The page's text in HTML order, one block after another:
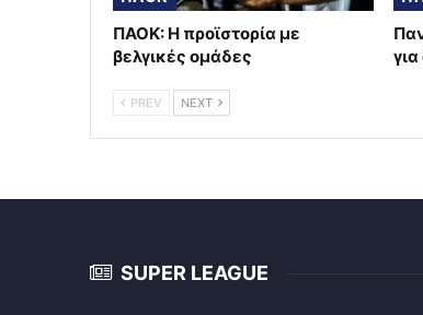
ΠΑΟΚ: Η προϊστορία με
βελγικές ομάδες
PREV NEXT
SUPER LEAGUE